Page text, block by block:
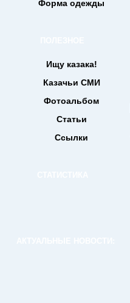
Форма одежды
Ищу казака!
Казачьи СМИ
Фотоальбом
Статьи
Ссылки